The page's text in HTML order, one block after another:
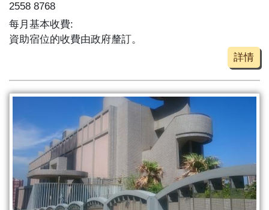
2558 8768
每月基本收費:
資助宿位的收費由政府釐訂。
詳情